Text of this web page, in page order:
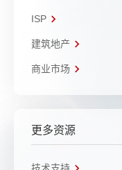
ISP
建筑地产
商业市场
更多资源